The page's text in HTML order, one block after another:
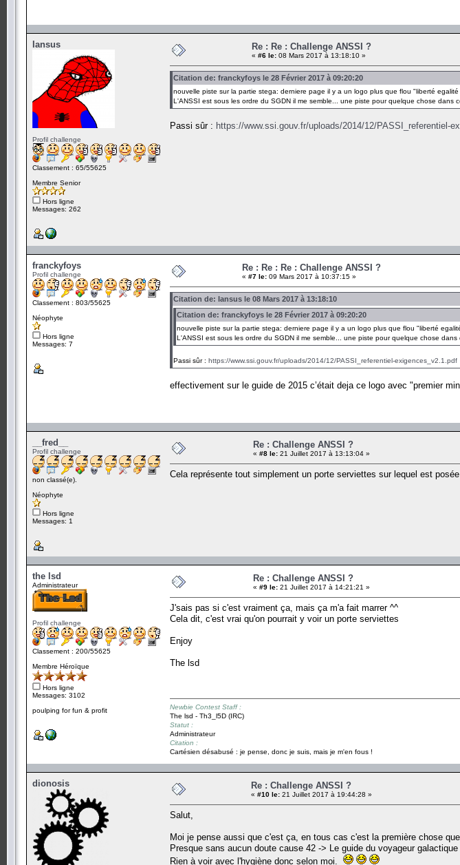
Iansus
Profil challenge
Classement : 65/55625
Membre Senior
Hors ligne
Messages: 262
Re : Re : Challenge ANSSI ?
« #6 le: 08 Mars 2017 à 13:18:10 »
Citation de: franckyfoys le 28 Février 2017 à 09:20:20
nouvelle piste sur la partie stega: derniere page il y a un logo plus que flou "liberté
L'ANSSI est sous les ordre du SGDN il me semble... une piste pour quelque chose dans
Passi sûr : https://www.ssi.gouv.fr/uploads/2014/12/PASSI_referentiel-
franckyfoys
Profil challenge
Classement : 803/55625
Néophyte
Hors ligne
Messages: 7
Re : Re : Re : Challenge ANSSI ?
« #7 le: 09 Mars 2017 à 10:37:15 »
Citation de: Iansus le 08 Mars 2017 à 13:18:10
Citation de: franckyfoys le 28 Février 2017 à 09:20:20
nouvelle piste sur la partie stega: derniere page il y a un logo plus que flou "liberté
L'ANSSI est sous les ordre du SGDN il me semble... une piste pour quelque chose dans
Passi sûr : https://www.ssi.gouv.fr/uploads/2014/12/PASSI_referentiel-exigences_v2.1.pdf
effectivement sur le guide de 2015 c’était deja ce logo avec "premier
__fred__
Profil challenge
non classé(e).
Néophyte
Hors ligne
Messages: 1
Re : Challenge ANSSI ?
« #8 le: 21 Juillet 2017 à 13:13:04 »
Cela représente tout simplement un porte serviettes sur lequel est
the lsd
Administrateur
Profil challenge
Classement : 200/55625
Membre Héroïque
Hors ligne
Messages: 3102
poulping for fun & profit
Re : Challenge ANSSI ?
« #9 le: 21 Juillet 2017 à 14:21:21 »
J'sais pas si c'est vraiment ça, mais ça m'a fait marrer ^^
Cela dit, c'est vrai qu'on pourrait y voir un porte serviettes
Enjoy
The lsd
Newbie Contest Staff :
The lsd - Th3_l5D (IRC)
Statut :
Administrateur
Citation :
Cartésien désabusé : je pense, donc je suis, mais je m'en fous !
dionosis Re : Challenge ANSSI ?
« #10 le: 21 Juillet 2017 à 19:44:28 »
Salut,
Moi je pense aussi que c'est ça, en tous cas c'est la première chose
Presque sans aucun doute cause 42 -> Le guide du voyageur
Rien à voir avec l'hygiène donc selon moi.